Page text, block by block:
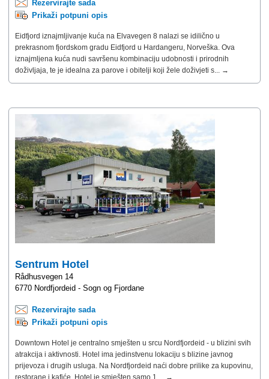
Rezervirajte sada
Prikaži potpuni opis
Eidfjord iznajmljivanje kuća na Elvavegen 8 nalazi se idilično u
prekrasnom fjordskom gradu Eidfjord u Hardangeru, Norveška. Ova
iznajmljena kuća nudi savršenu kombinaciju udobnosti i prirodnih
doživljaja, te je idealna za parove i obitelji koji žele doživjeti s... →
Sentrum Hotel
Rådhusvegen 14
6770 Nordfjordeid - Sogn og Fjordane
Rezervirajte sada
Prikaži potpuni opis
Downtown Hotel je centralno smješten u srcu Nordfjordeid - u blizini svih
atrakcija i aktivnosti. Hotel ima jedinstvenu lokaciju s blizine javnog
prijevoza i drugih usluga. Na Nordfjordeid naći dobre prilike za kupovinu,
restorane i kafiće. Hotel je smješten samo 1 ... →